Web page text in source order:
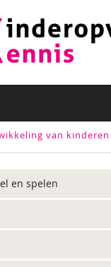
van kinderen
en spelen